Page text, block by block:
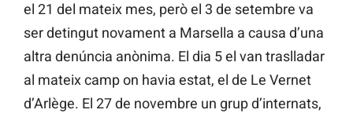
el 21 del mateix mes, però el 3 de setembre va
ser detingut novament a Marsella a causa d’una
altra denúncia anònima. El dia 5 el van traslladar
al mateix camp on havia estat, el de Le Vernet
d’Arlège. El 27 de novembre un grup d’internats,